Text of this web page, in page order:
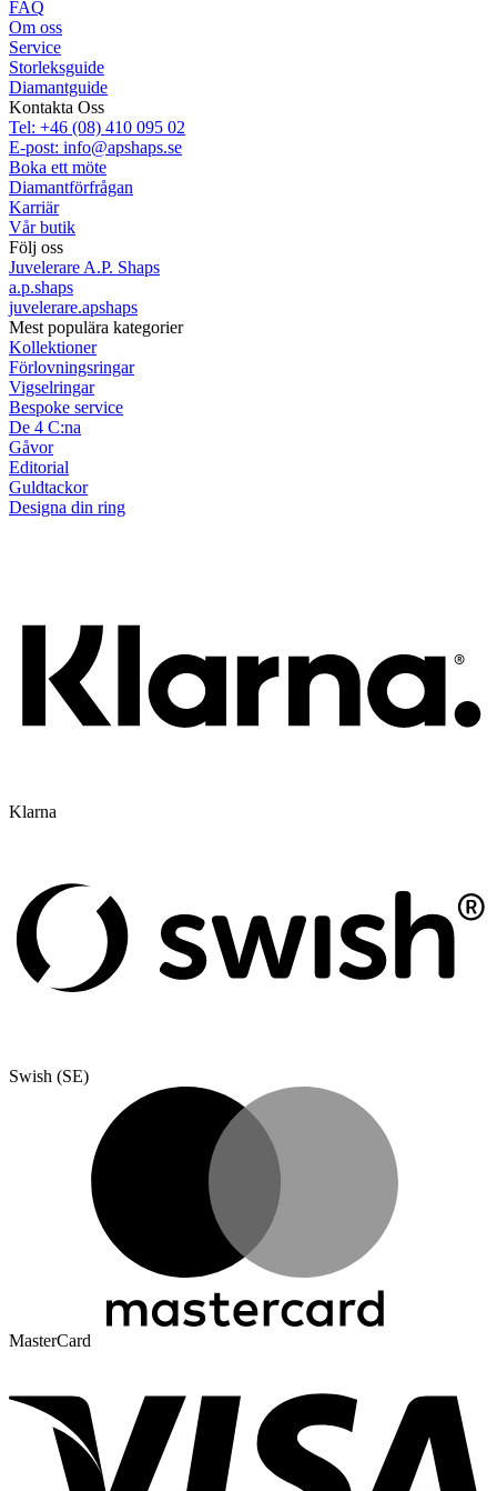
FAQ
Om oss
Service
Storleksguide
Diamantguide
Kontakta Oss
Tel: +46 (08) 410 095 02
E-post: info@apshaps.se
Boka ett möte
Diamantförfrågan
Karriär
Vår butik
Följ oss
Juvelerare A.P. Shaps
a.p.shaps
juvelerare.apshaps
Mest populära kategorier
Kollektioner
Förlovningsringar
Vigselringar
Bespoke service
De 4 C:na
Gåvor
Editorial
Guldtackor
Designa din ring
Klarna
Swish (SE)
MasterCard